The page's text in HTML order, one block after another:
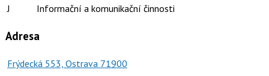
J
Informační a komunikační činnosti
Adresa
Frýdecká 553, Ostrava 71900